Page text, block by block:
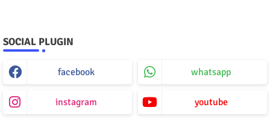
SOCIAL PLUGIN
facebook whatsapp
instagram youtube